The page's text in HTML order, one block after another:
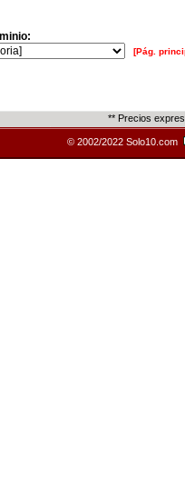
[Pág.
** Precios
© 2002/2022 Solo10.com